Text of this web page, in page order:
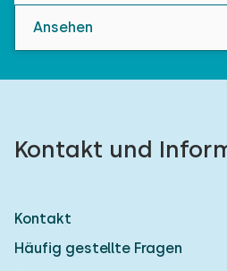
Ansehen
Kontakt und
Kontakt
Häufig gestellte Fragen